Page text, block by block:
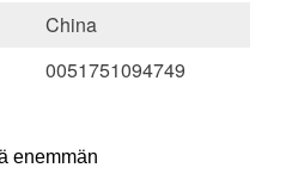
China
0051751094749
enemmän